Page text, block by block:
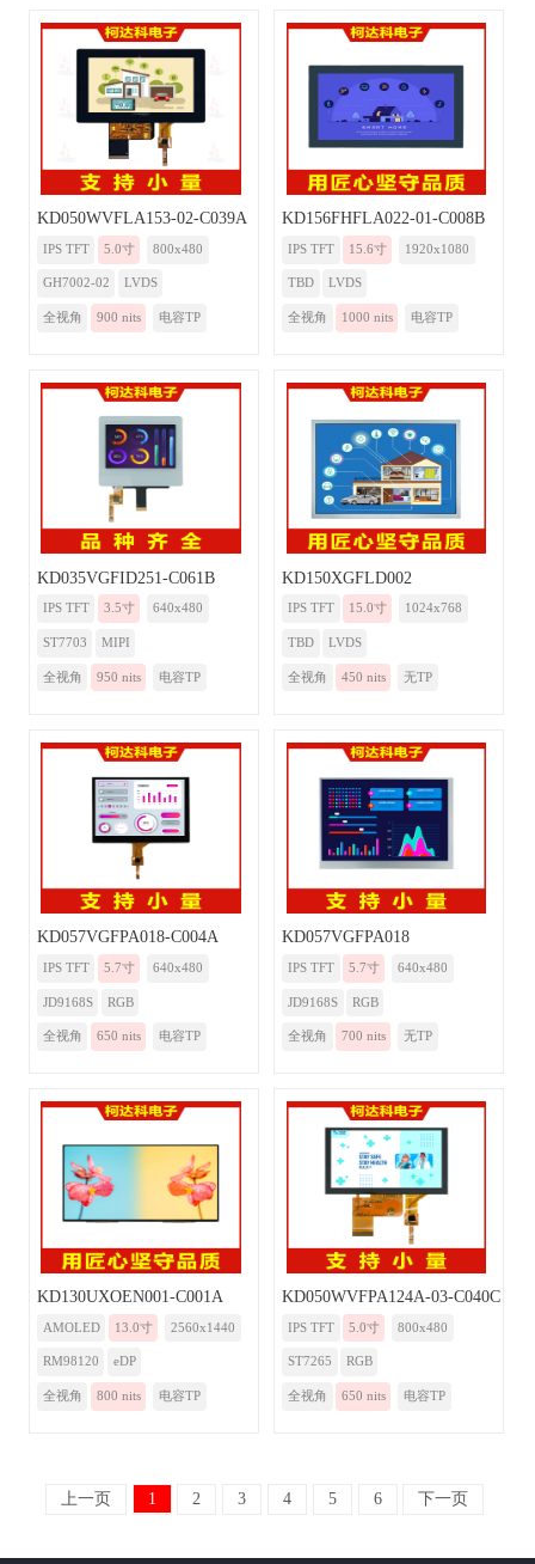
KD050WVFLA153-02-C039A
IPS TFT 5.0寸 800x480
GH7002-02 LVDS
全视角 900 nits 电容TP
KD156FHFLA022-01-C008B
IPS TFT 15.6寸 1920x1080
TBD LVDS
全视角 1000 nits 电容TP
KD035VGFID251-C061B
IPS TFT 3.5寸 640x480
ST7703 MIPI
全视角 950 nits 电容TP
KD150XGFLD002
IPS TFT 15.0寸 1024x768
TBD LVDS
全视角 450 nits 无TP
KD057VGFPA018-C004A
IPS TFT 5.7寸 640x480
JD9168S RGB
全视角 650 nits 电容TP
KD057VGFPA018
IPS TFT 5.7寸 640x480
JD9168S RGB
全视角 700 nits 无TP
KD130UXOEN001-C001A
AMOLED 13.0寸 2560x1440
RM98120 eDP
全视角 800 nits 电容TP
KD050WVFPA124A-03-C040C
IPS TFT 5.0寸 800x480
ST7265 RGB
全视角 650 nits 电容TP
上一页 1 2 3 4 5 6 下一页